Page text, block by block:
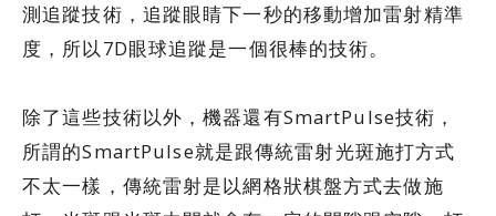
測追蹤技術，追蹤眼睛下一秒的移動增加雷射精準
度，所以7D眼球追蹤是一個很棒的技術。
除了這些技術以外，機器還有SmartPulse技術，
所謂的SmartPulse就是跟傳統雷射光斑施打方式
不太一樣，傳統雷射是以網格狀棋盤方式去做施